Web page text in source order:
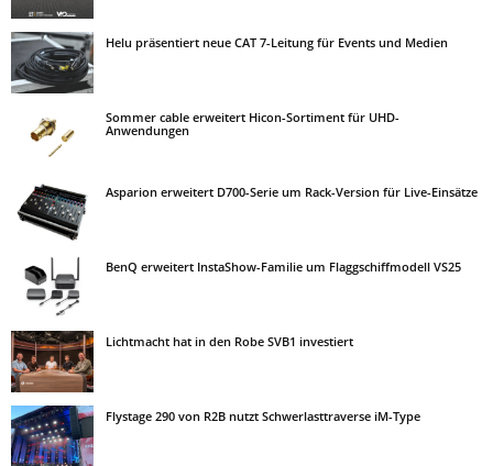
Helu präsentiert neue CAT 7-Leitung für Events und Medien
Sommer cable erweitert Hicon-Sortiment für UHD-
Anwendungen
Asparion erweitert D700-Serie um Rack-Version für Live-Einsätze
BenQ erweitert InstaShow-Familie um Flaggschiffmodell VS25
Lichtmacht hat in den Robe SVB1 investiert
Flystage 290 von R2B nutzt Schwerlasttraverse iM-Type